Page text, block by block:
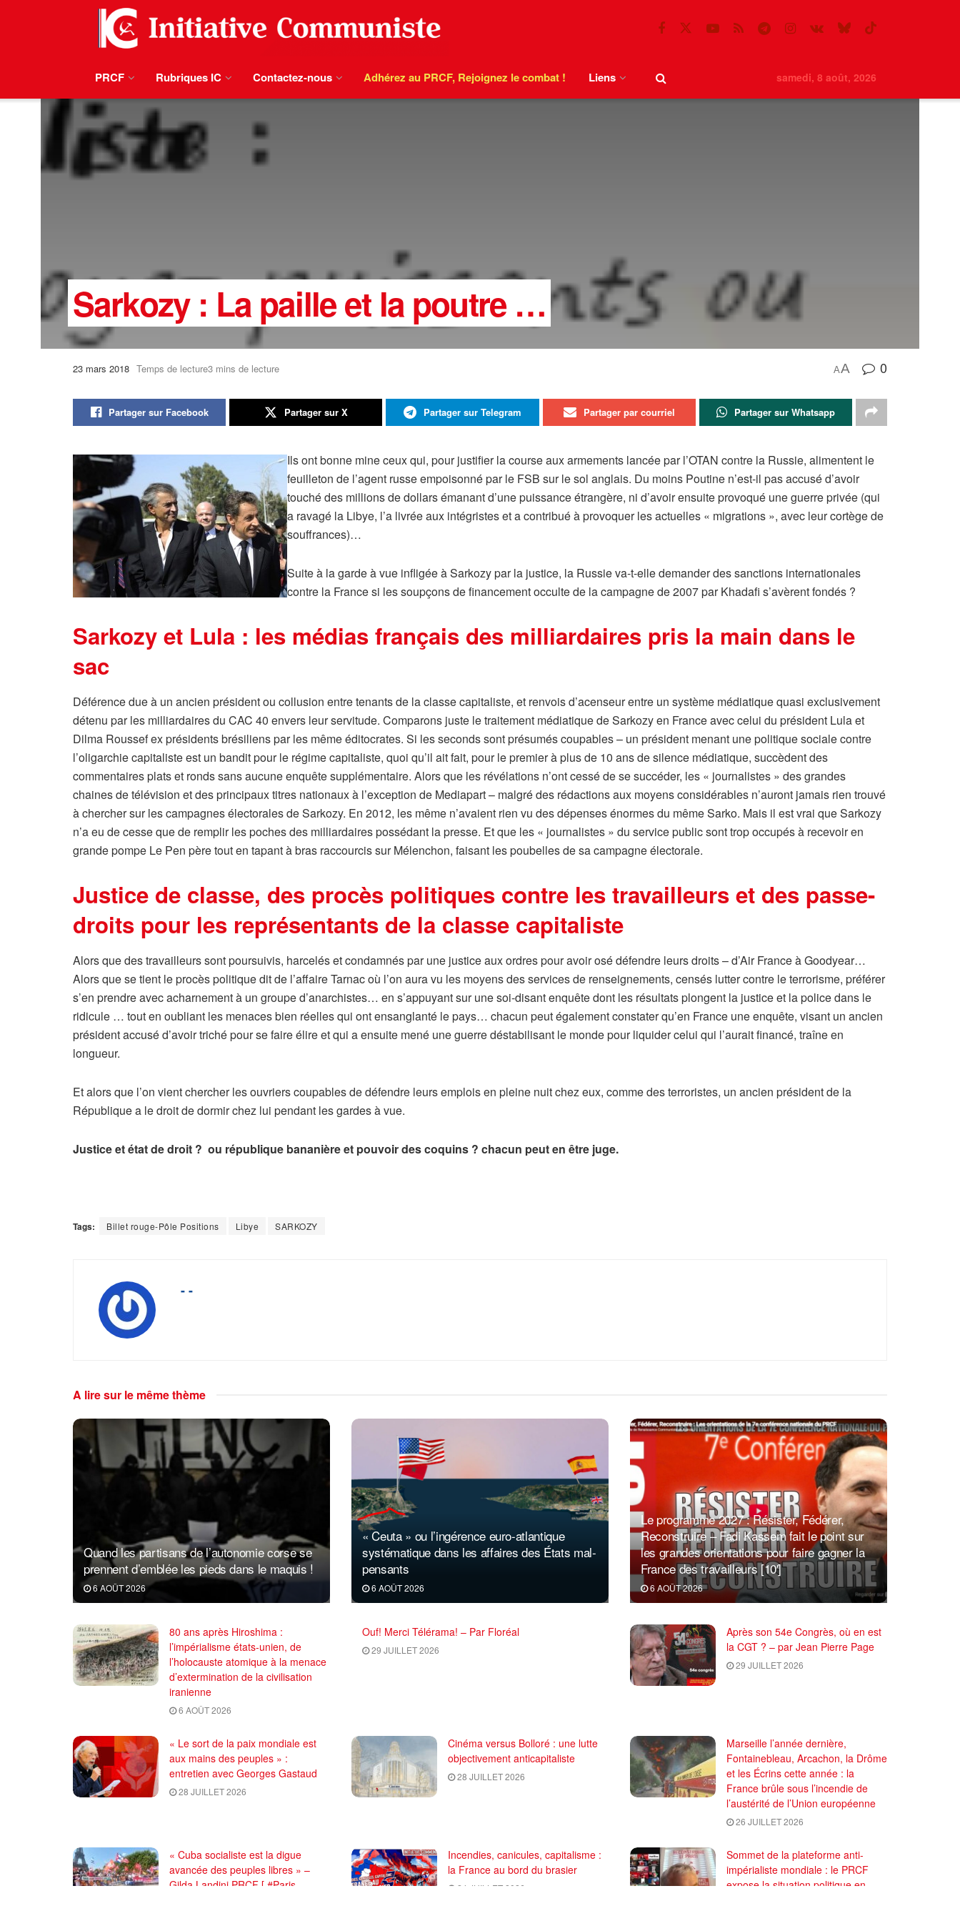
PRCF Rubriques IC Contactez-nous Adhérez au PRCF, Rejoignez le combat ! Liens samedi, 8 août, 2026
Sarkozy : La paille et la poutre …
23 mars 2018 Temps de lecture3 mins de lecture AA 0
Partager sur Facebook Partager sur X Partager sur Telegram Partager par courriel Partager sur Whatsapp
Ils ont bonne mine ceux qui, pour justifier la course aux armements lancée par l’OTAN contre la Russie, alimentent le
feuilleton de l’agent russe empoisonné par le FSB sur le sol anglais. Du moins Poutine n’est-il pas accusé d’avoir
touché des millions de dollars émanant d’une puissance étrangère, ni d’avoir ensuite provoqué une guerre privée (qui
a ravagé la Libye, l’a livrée aux intégristes et a contribué à provoquer les actuelles « migrations », avec leur cortège de
souffrances)…
Suite à la garde à vue infligée à Sarkozy par la justice, la Russie va-t-elle demander des sanctions internationales
contre la France si les soupçons de financement occulte de la campagne de 2007 par Khadafi s’avèrent fondés ?
Sarkozy et Lula : les médias français des milliardaires pris la main dans le
sac
Déférence due à un ancien président ou collusion entre tenants de la classe capitaliste, et renvois d’acenseur entre un système médiatique quasi exclusivement
détenu par les milliardaires du CAC 40 envers leur servitude. Comparons juste le traitement médiatique de Sarkozy en France avec celui du président Lula et
Dilma Roussef ex présidents brésiliens par les même éditocrates. Si les seconds sont présumés coupables – un président menant une politique sociale contre
l’oligarchie capitaliste est un bandit pour le régime capitaliste, quoi qu’il ait fait, pour le premier à plus de 10 ans de silence médiatique, succèdent des
commentaires plats et ronds sans aucune enquête supplémentaire. Alors que les révélations n’ont cessé de se succéder, les « journalistes » des grandes
chaines de télévision et des principaux titres nationaux à l’exception de Mediapart – malgré des rédactions aux moyens considérables n’auront jamais rien trouvé
à chercher sur les campagnes électorales de Sarkozy. En 2012, les même n’avaient rien vu des dépenses énormes du même Sarko. Mais il est vrai que Sarkozy
n’a eu de cesse que de remplir les poches des milliardaires possédant la presse. Et que les « journalistes » du service public sont trop occupés à recevoir en
grande pompe Le Pen père tout en tapant à bras raccourcis sur Mélenchon, faisant les poubelles de sa campagne électorale.
Justice de classe, des procès politiques contre les travailleurs et des passe-
droits pour les représentants de la classe capitaliste
Alors que des travailleurs sont poursuivis, harcelés et condamnés par une justice aux ordres pour avoir osé défendre leurs droits – d’Air France à Goodyear…
Alors que se tient le procès politique dit de l’affaire Tarnac où l’on aura vu les moyens des services de renseignements, censés lutter contre le terrorisme, préférer
s’en prendre avec acharnement à un groupe d’anarchistes… en s’appuyant sur une soi-disant enquête dont les résultats plongent la justice et la police dans le
ridicule … tout en oubliant les menaces bien réelles qui ont ensanglanté le pays… chacun peut également constater qu’en France une enquête, visant un ancien
président accusé d’avoir triché pour se faire élire et qui a ensuite mené une guerre déstabilisant le monde pour liquider celui qui l’aurait financé, traîne en
longueur.
Et alors que l’on vient chercher les ouvriers coupables de défendre leurs emplois en pleine nuit chez eux, comme des terroristes, un ancien président de la
République a le droit de dormir chez lui pendant les gardes à vue.
Justice et état de droit ? ou république bananière et pouvoir des coquins ? chacun peut en être juge.
Tags: Billet rouge-Pôle Positions Libye SARKOZY
- -
A lire sur le même thème
Quand les partisans de l’autonomie corse se
prennent d’emblée les pieds dans le maquis !
6 AOÛT 2026
« Ceuta » ou l’ingérence euro-atlantique
systématique dans les affaires des États mal-
pensants
6 AOÛT 2026
Le programme 2027 : Résister, Fédérer,
Reconstruire – Fadi Kassem fait le point sur
les grandes orientations pour faire gagner la
France des travailleurs [10′]
6 AOÛT 2026
80 ans après Hiroshima :
l’impérialisme états-unien, de
l’holocauste atomique à la menace
d’extermination de la civilisation
iranienne
6 AOÛT 2026
Ouf! Merci Télérama! – Par Floréal
29 JUILLET 2026
Après son 54e Congrès, où en est
la CGT ? – par Jean Pierre Page
29 JUILLET 2026
« Le sort de la paix mondiale est
aux mains des peuples » :
entretien avec Georges Gastaud
28 JUILLET 2026
Cinéma versus Bolloré : une lutte
objectivement anticapitaliste
28 JUILLET 2026
Marseille l’année dernière,
Fontainebleau, Arcachon, la Drôme
et les Écrins cette année : la
France brûle sous l’incendie de
l’austérité de l’Union européenne
26 JUILLET 2026
« Cuba socialiste est la digue
avancée des peuples libres » –
Gilda Landini PRCF [ #Paris
Incendies, canicules, capitalisme :
la France au bord du brasier
24 JUILLET 2026
Sommet de la plateforme anti-
impérialiste mondiale : le PRCF
expose la situation politique en